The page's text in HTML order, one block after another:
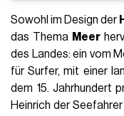
Sowohl im Design der
das Thema Meer
des Landes: ein vom
für Surfer, mit einer
dem 15. Jahrhundert
Heinrich der